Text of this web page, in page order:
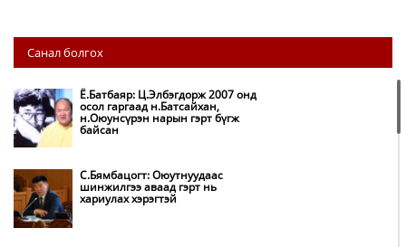
НИТХ-ын төлөөлөгчид COP17
бага хурлын бэлтгэл ажлын
талаар мэдээлэл сонслоо
Монгол Улс “COP17”-д “Тал
Нөөцийн махны худалдаа,
Санал болгох
Ё.Батбаяр: Ц.Элбэгдорж 2007 онд
осол гаргаад н.Батсайхан,
н.Оюунсүрэн нарын гэрт бүгж
байсан
С.Бямбацогт: Оюутнуудаас
шинжилгээ аваад гэрт нь
хариулах хэрэгтэй